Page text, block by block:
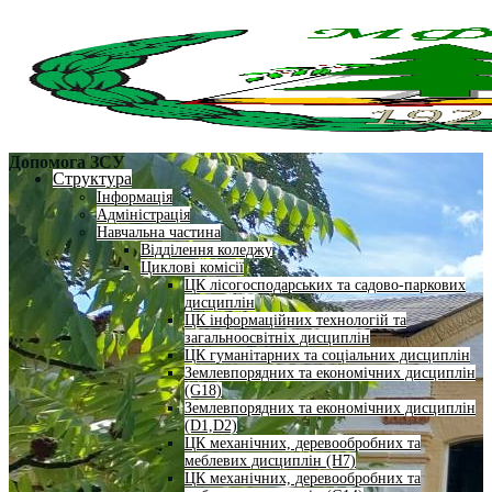
Структура
Інформація
Адміністрація
Навчальна частина
Відділення коледжу
Циклові комісії
ЦК лісогосподарських та садово-паркових
дисциплін
ЦК інформаційних технологій та
загальноосвітніх дисциплін
ЦК гуманітарних та соціальних дисциплін
Землевпорядних та економічних дисциплін
(G18)
Землевпорядних та економічних дисциплін
(D1,D2)
ЦК механічних, деревообробних та
меблевих дисциплін (H7)
ЦК механічних, деревообробних та
Допомога ЗСУ